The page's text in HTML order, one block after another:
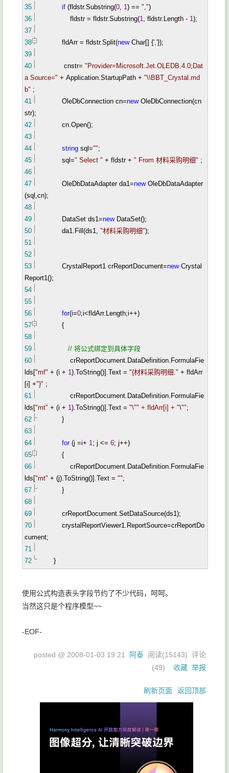
35
if (fldstr.Substring(0, 1) == ",")
36
fldstr = fldstr.Substring(1, fldstr.Length - 1);
37
38
fldArr = fldstr.Split(newChar[] {','});
39
40
cnstr= " Provider=Microsoft.Jet.OLEDB.4.0;Dat
a Source=" + Application.StartupPath + "\\BBT_Crystal.md
b" ;
41
OleDbConnection cn=newOleDbConnection(cn
str);
42
cn.Open();
43
44
string sql ="";
45
sql =" Select " + fldstr + " From 材料采购明细" ;
46
47
OleDbDataAdapter da1=newOleDbDataAdapter
(sql,cn);
48
49
DataSet ds1=newDataSet();
50
da1.Fill(ds1, "材料采购明细");
51
52
53
CrystalReport1 crReportDocument=newCrystal
Report1();
54
55
56
for(i=0;i<fldArr.Length;i++)
57
{
58
59
// 将公式绑定到具体字段
60
crReportDocument.DataDefinition.FormulaFie
lds["mf" + (i + 1).ToString()].Text = "{材料采购明细." + fldArr
[i] +"}" ;
61
crReportDocument.DataDefinition.FormulaFie
lds["mt" + (i + 1).ToString()].Text = "\"" + fldArr[i] + "\"";
62
}
63
64
for(j =i+ 1; j <= 6; j++)
65
{
66
crReportDocument.DataDefinition.FormulaFie
lds["mt" + (j).ToString()].Text = "";
67
}
68
69
crReportDocument.SetDataSource(ds1);
70
crystalReportViewer1.ReportSource=crReportDo
cument;
71
72
}
使用公式构造表头字段节约了不少代码，呵呵。
当然这只是个程序模型~~
-EOF-
posted @ 2008-01-03 19:21 阿泰 阅读(15143) 评论
(49) 收藏 举报
刷新页面 返回顶部